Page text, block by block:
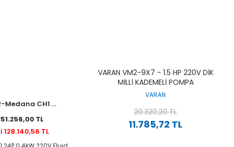
Medana CH1 ...
TL
TL
VARAN VM2-9X7 - 1.5 HP 220V DIK
MILLI KADEMELI POMPA
VARAN
11.785,72 TL
20.320,20 TL